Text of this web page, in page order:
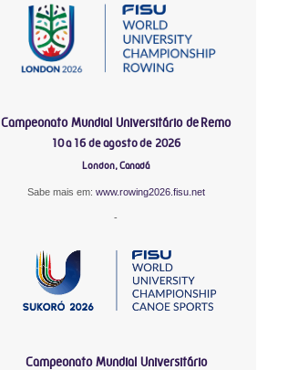
Campeonato Mundial Universitário de Remo
10 a 16 de agosto de 2026
London, Canadá
Sabe mais em: www.rowing2026.fisu.net
-
Campeonato Mundial Universitário